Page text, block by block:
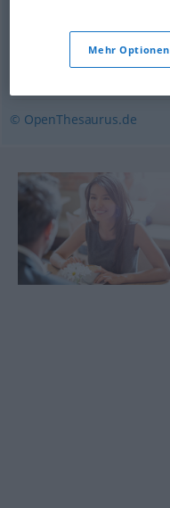
uneingeschränkt
© OpenThesaurus.de
Mehr Optionen